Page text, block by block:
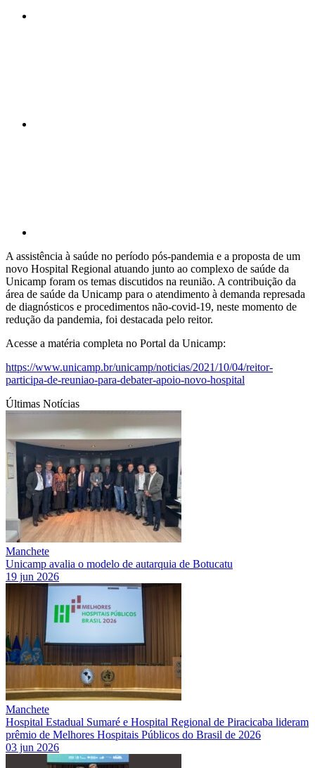
A assistência à saúde no período pós-pandemia e a proposta de um
novo Hospital Regional atuando junto ao complexo de saúde da
Unicamp foram os temas discutidos na reunião. A contribuição da
área de saúde da Unicamp para o atendimento à demanda represada
de diagnósticos e procedimentos não-covid-19, neste momento de
redução da pandemia, foi destacada pelo reitor.
Acesse a matéria completa no Portal da Unicamp:
https://www.unicamp.br/unicamp/noticias/2021/10/04/reitor-
participa-de-reuniao-para-debater-apoio-novo-hospital
Últimas Notícias
Manchete
Unicamp avalia o modelo de autarquia de Botucatu
19 jun 2026
Manchete
Hospital Estadual Sumaré e Hospital Regional de Piracicaba lideram
prêmio de Melhores Hospitais Públicos do Brasil de 2026
03 jun 2026